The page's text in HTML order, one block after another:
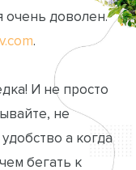
очень доволен.
И не просто
не
а когда
бегать к